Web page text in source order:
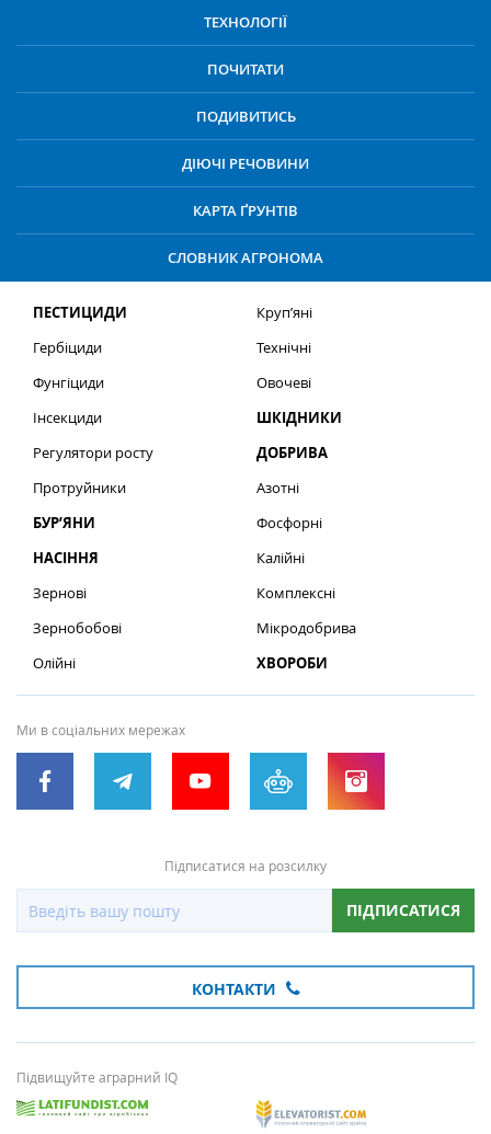
ТЕХНОЛОГІЇ
ПОЧИТАТИ
ПОДИВИТИСЬ
ДІЮЧІ РЕЧОВИНИ
КАРТА ҐРУНТІВ
СЛОВНИК АГРОНОМА
ПЕСТИЦИДИ
Гербіциди
Фунгіциди
Інсекциди
Регулятори росту
Протруйники
БУР’ЯНИ
НАСІННЯ
Зернові
Зернобобові
Олійні
Круп’яні
Технічні
Овочеві
ШКІДНИКИ
ДОБРИВА
Азотні
Фосфорні
Калійні
Комплексні
Мікродобрива
ХВОРОБИ
Ми в соціальних мережах
Підписатися на розсилку
ПІДПИСАТИСЯ
КОНТАКТИ
Підвищуйте аграрний IQ